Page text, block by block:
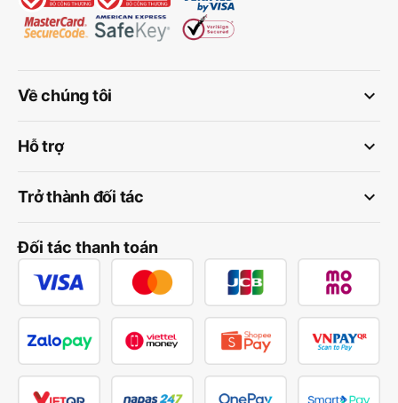
keyboard_arrow_down
Về chúng tôi
keyboard_arrow_down
Hỗ trợ
keyboard_arrow_down
Trở thành đối tác
Đối tác thanh toán